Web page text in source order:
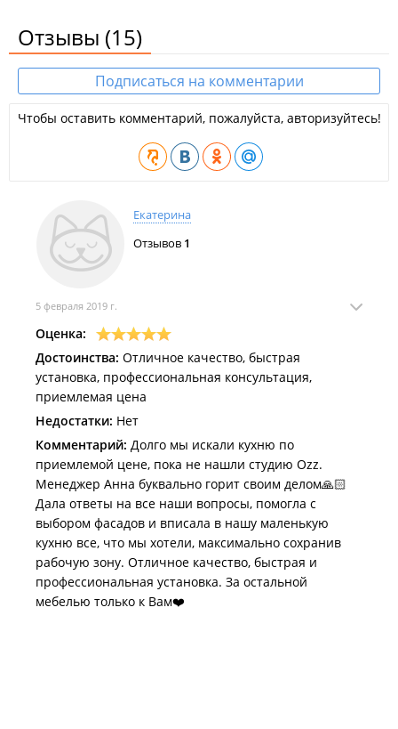
Отзывы (15)
Подписаться на комментарии
Чтобы оставить комментарий, пожалуйста, авторизуйтесь!
Екатерина
Отзывов 1
5 февраля 2019 г.
Оценка:
Достоинства: Отличное качество, быстрая
установка, профессиональная консультация,
приемлемая цена
Недостатки: Нет
Комментарий: Долго мы искали кухню по
приемлемой цене, пока не нашли студию Ozz.
Менеджер Анна буквально горит своим делом🙏🏻
Дала ответы на все наши вопросы, помогла с
выбором фасадов и вписала в нашу маленькую
кухню все, что мы хотели, максимально сохранив
рабочую зону. Отличное качество, быстрая и
профессиональная установка. За остальной
мебелью только к Вам❤️